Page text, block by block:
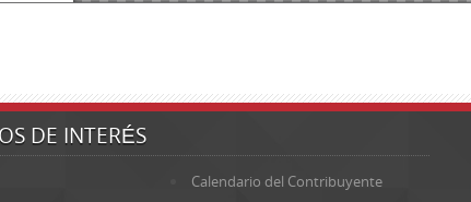
DE INTERÉS
Calendario del Contribuyente